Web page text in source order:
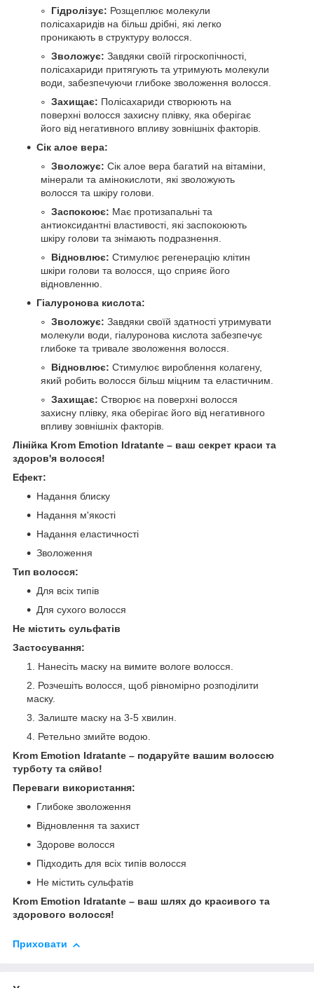
Гідролізує: Розщеплює молекули
полісахаридів на більш дрібні, які легко
проникають в структуру волосся.
Зволожує: Завдяки своїй гігроскопічності,
полісахариди притягують та утримують молекули
води, забезпечуючи глибоке зволоження волосся.
Захищає: Полісахариди створюють на
поверхні волосся захисну плівку, яка оберігає
його від негативного впливу зовнішніх факторів.
Сік алое вера:
Зволожує: Сік алое вера багатий на вітаміни,
мінерали та амінокислоти, які зволожують
волосся та шкіру голови.
Заспокоює: Має протизапальні та
антиоксидантні властивості, які заспокоюють
шкіру голови та знімають подразнення.
Відновлює: Стимулює регенерацію клітин
шкіри голови та волосся, що сприяє його
відновленню.
Гіалуронова кислота:
Зволожує: Завдяки своїй здатності утримувати
молекули води, гіалуронова кислота забезпечує
глибоке та тривале зволоження волосся.
Відновлює: Стимулює вироблення колагену,
який робить волосся більш міцним та еластичним.
Захищає: Створює на поверхні волосся
захисну плівку, яка оберігає його від негативного
впливу зовнішніх факторів.
Лінійка Krom Emotion Idratante – ваш секрет краси та
здоров'я волосся!
Ефект:
Надання блиску
Надання м'якості
Надання еластичності
Зволоження
Тип волосся:
Для всіх типів
Для сухого волосся
Не містить сульфатів
Застосування:
Нанесіть маску на вимите вологе волосся.
Розчешіть волосся, щоб рівномірно розподілити
маску.
Залиште маску на 3-5 хвилин.
Ретельно змийте водою.
Krom Emotion Idratante – подаруйте вашим волоссю
турботу та сяйво!
Переваги використання:
Глибоке зволоження
Відновлення та захист
Здорове волосся
Підходить для всіх типів волосся
Не містить сульфатів
Krom Emotion Idratante – ваш шлях до красивого та
здорового волосся!
Приховати